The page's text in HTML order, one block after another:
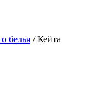
белья / Кейта